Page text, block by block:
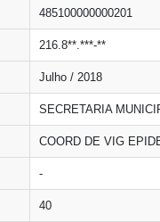
485100000000201
216.8**.***-**
Julho / 2018
SECRETARIA
COORD DE VIG
-
40